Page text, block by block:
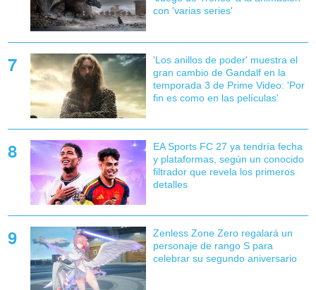
con 'varias series'
'Los anillos de poder' muestra el
gran cambio de Gandalf en la
temporada 3 de Prime Video: 'Por
fin es como en las películas'
EA Sports FC 27 ya tendría fecha
y plataformas, según un conocido
filtrador que revela los primeros
detalles
Zenless Zone Zero regalará un
personaje de rango S para
celebrar su segundo aniversario